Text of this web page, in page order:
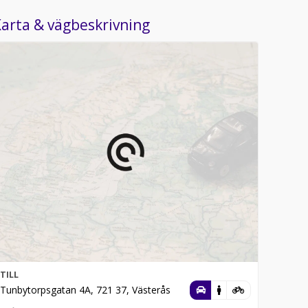
& vägbeskrivning
TILL
Tunbytorpsgatan 4A, 721 37, Västerås